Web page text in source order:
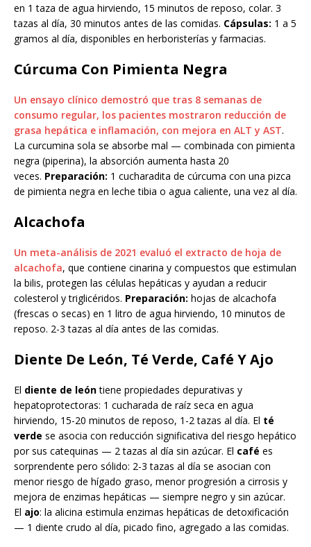
en 1 taza de agua hirviendo, 15 minutos de reposo, colar. 3
tazas al día, 30 minutos antes de las comidas. Cápsulas: 1 a 5
gramos al día, disponibles en herboristerías y farmacias.
Cúrcuma Con Pimienta Negra
Un ensayo clínico demostró que tras 8 semanas de
consumo regular, los pacientes mostraron reducción de
grasa hepática e inflamación, con mejora en ALT y AST.
La curcumina sola se absorbe mal — combinada con pimienta
negra (piperina), la absorción aumenta hasta 20
veces. Preparación: 1 cucharadita de cúrcuma con una pizca
de pimienta negra en leche tibia o agua caliente, una vez al día.
Alcachofa
Un meta-análisis de 2021 evaluó el extracto de hoja de
alcachofa, que contiene cinarina y compuestos que estimulan
la bilis, protegen las células hepáticas y ayudan a reducir
colesterol y triglicéridos. Preparación: hojas de alcachofa
(frescas o secas) en 1 litro de agua hirviendo, 10 minutos de
reposo. 2-3 tazas al día antes de las comidas.
Diente De León, Té Verde, Café Y Ajo
El diente de leóntiene propiedades depurativas y
hepatoprotectoras: 1 cucharada de raíz seca en agua
hirviendo, 15-20 minutos de reposo, 1-2 tazas al día. El té
verde se asocia con reducción significativa del riesgo hepático
por sus catequinas — 2 tazas al día sin azúcar. El café es
sorprendente pero sólido: 2-3 tazas al día se asocian con
menor riesgo de hígado graso, menor progresión a cirrosis y
mejora de enzimas hepáticas — siempre negro y sin azúcar.
El ajo: la alicina estimula enzimas hepáticas de detoxificación
— 1 diente crudo al día, picado fino, agregado a las comidas.